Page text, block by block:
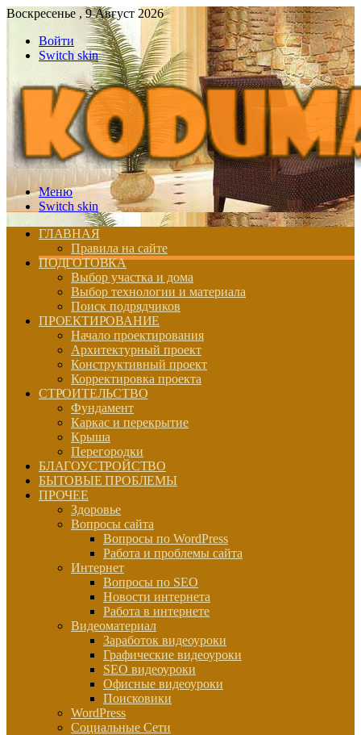
Воскресенье , 9 Август 2026
Войти
Switch skin
Меню
Switch skin
ГЛАВНАЯ
Правила на сайте
ПОДГОТОВКА
Выбор участка и дома
Выбор технологии и материала
Поиск подрядчиков
ПРОЕКТИРОВАНИЕ
Начало проектирования
Архитектурный проект
Конструктивный проект
Корректировка проекта
СТРОИТЕЛЬСТВО
Фундамент
Каркас и перекрытие
Крыша
Перегородки
БЛАГОУСТРОЙСТВО
БЫТОВЫЕ ПРОБЛЕМЫ
ПРОЧЕЕ
Здоровье
Вопросы сайта
Вопросы по WordPress
Работа и проблемы сайта
Интернет
Вопросы по SEO
Новости интернета
Работа в интернете
Видеоматериал
Заработок видеоуроки
Графические видеоуроки
SEO видеоуроки
Офисные видеоуроки
Поисковики
WordPress
Социальные Сети